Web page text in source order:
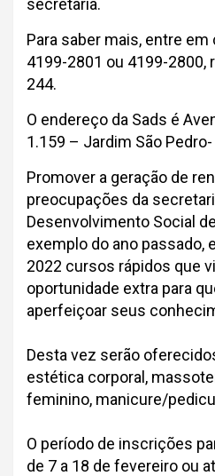
secretaria.
Para saber mais, entre
4199-2801 ou 4199-2800,
244.
O endereço da Sads é
1.159 – Jardim São Pedro-
Promover a geração de
preocupações da
Desenvolvimento Social
exemplo do ano passado,
2022 cursos rápidos que
oportunidade extra para
aperfeiçoar seus
Desta vez serão
estética corporal,
feminino, manicure/
O período de inscrições
de 7 a 18 de fevereiro ou